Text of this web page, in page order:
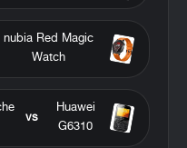
nubia Red Magic
Watch
Huawei
G6310
vs